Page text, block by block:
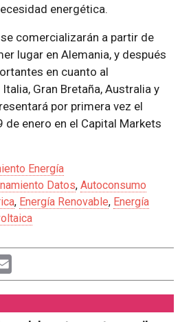
energética.
comercializarán a partir de
lugar en Alemania, y después
en cuanto al
Gran Bretaña, Australia y
por primera vez el
de enero en el Capital Markets
Energía
Datos, Autoconsumo
, Energía Renovable, Energía
Email